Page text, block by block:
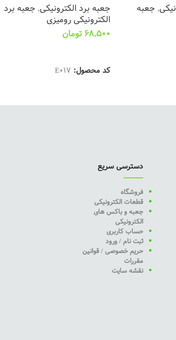
, جعبه
جعبه برد الکترونیکی, جعبه برد
الکترونیکی رومیزی
68,500 تومان
کد محصول: E017
دسترسی سریع
فروشگاه
قطعات الکترونیکی
جعبه و باکس های
الکترونیکی
حساب کاربری
ثبت نام / ورود
حریم خصوصی / قوانین
مقررات
نقشه سایت